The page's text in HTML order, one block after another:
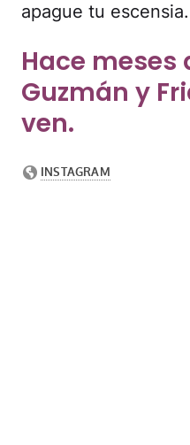
apague tu
Hace meses
Guzmán y
ven.